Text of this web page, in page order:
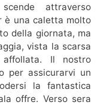
attraverso
è una caletta molto
della giornata, ma
vista la scarsa
Il nostro
per assicurarvi un
la fantastica
offre. Verso sera